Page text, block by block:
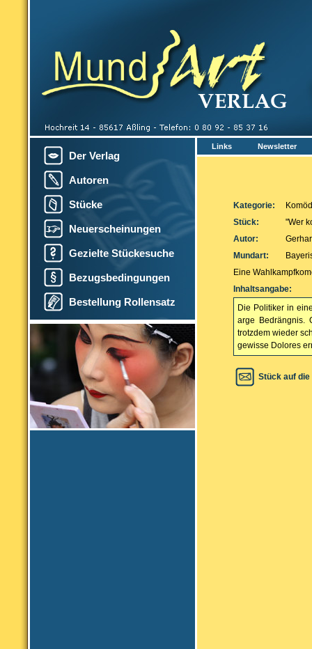
Der Verlag
Autoren
Stücke
Neuerscheinungen
Gezielte Stückesuche
Bezugsbedingungen
Bestellung Rollensatz
Links Newsletter
Kategorie:
Stück:
"Wer
Autor:
Mundart:
Eine
Inhaltsangabe:
Die Politiker in
arge Bedrängnis.
trotzdem wieder
gewisse Dolores
Stück auf